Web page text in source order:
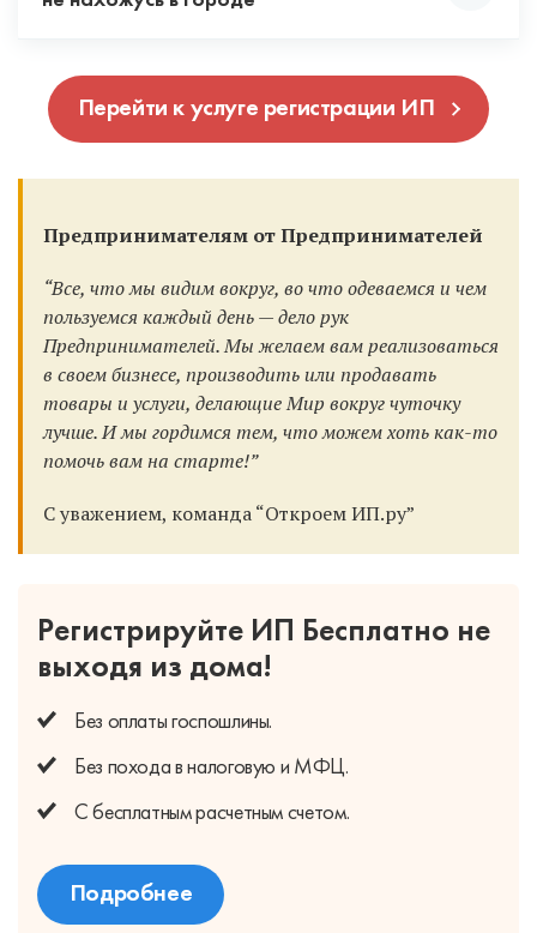
Если вы работаете с юр. лицами и ИП, то с вами не
заключат договор без наличия расчетного счета.
Поэтому открывать счет мы рекомендуем всем и
бесплатно!
ее в любой фирме в вашем городе, ее сделают за
Специалист при регистрации ИП
проконсультирует вас по всем режимам
налогообложения и поможет выбрать
система налогообложения, тогда вы будете
Да можно. Для этого выпускается ЭЦП и вы
можете подать документы удаленно. Но в нашем
случае документы и так подаются удаленно,
банк Точка.
Перейти к услуге регистрации ИП
Предпринимателям от Предпринимателей
“Все, что мы видим вокруг, во что одеваемся и чем
пользуемся каждый день — дело рук
Предпринимателей. Мы желаем вам реализоваться
в своем бизнесе, производить или продавать
товары и услуги, делающие Мир вокруг чуточку
лучше. И мы гордимся тем, что можем хоть как-то
помочь вам на старте!”
С уважением, команда “Откроем ИП.ру”
Регистрируйте ИП Бесплатно не
выходя из дома!
Без оплатыгоспошлины.
Без походав налоговую и МФЦ.
С бесплатнымрасчетным счетом.
Подробнее